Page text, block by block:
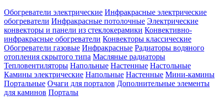
Обогреватели электрические Инфракрасные электрические
обогреватели Инфракрасные потолочные Электрические
конвекторы и панели из стеклокерамики Конвективно-
инфракрасные обогреватели Конвекторы классические
Обогреватели газовые Инфракрасные Радиаторы водяного
отопления скрытого типа Масляные радиаторы
Тепловентиляторы Напольные Настенные Настольные
Камины электрические Напольные Настенные Мини-камины
Портальные Очаги для порталов Дополнительные элементы
для каминов Порталы